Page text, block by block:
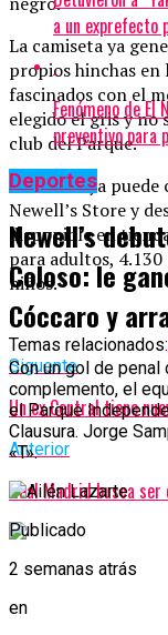
La camiseta ya
propios hinchas en
fascinados con el
elegido el gris y no
club del Parque.
La misma ya
Newell’s Store y
disponible en
para adultos, 4.130
niños.
Temas relacionados:
Siguente
Un ex Central tiene
Anterior
Real Madrid busca ser
a un exprefecto
Fenómeno de
preventivo para
Deportes
Newell’s
Coloso: le
Cóccaro y
Con un gol de
complemento, el
el Parque
Clausura. Jorge
«T».
Publicado
2 semanas atrás
en